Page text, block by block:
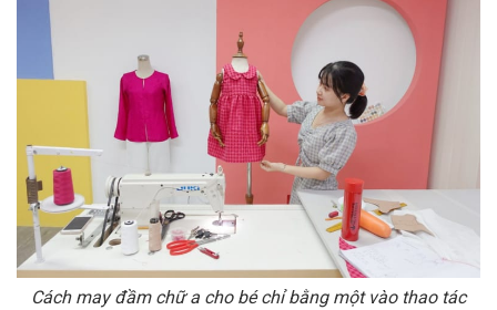
Cách may đầm chữ a cho bé chỉ bằng một vào thao tác